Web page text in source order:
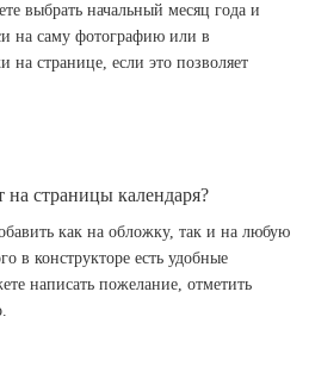
выбрать начальный месяц года и
на саму фотографию или в
на странице, если это позволяет
страницы календаря?
как на обложку, так и на любую
в конструкторе есть удобные
написать пожелание, отметить